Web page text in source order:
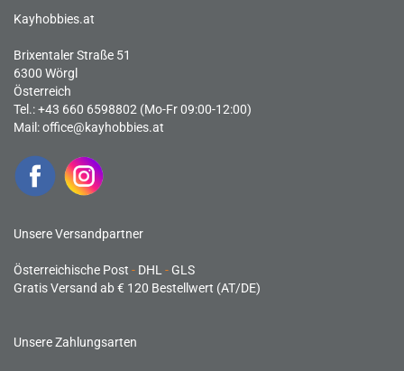
Kayhobbies.at
Brixentaler Straße 51
6300 Wörgl
Österreich
Tel.: +43 660 6598802 (Mo-Fr 09:00-12:00)
Mail:office@kayhobbies.at
Unsere Versandpartner
Österreichische Post - DHL -GLS
Gratis Versand ab € 120 Bestellwert (AT/DE)
Unsere Zahlungsarten